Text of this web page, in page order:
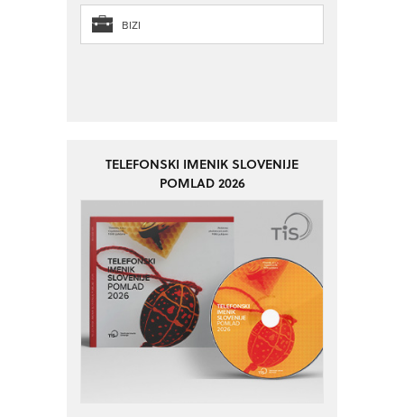
BIZI
TELEFONSKI IMENIK SLOVENIJE
POMLAD 2026